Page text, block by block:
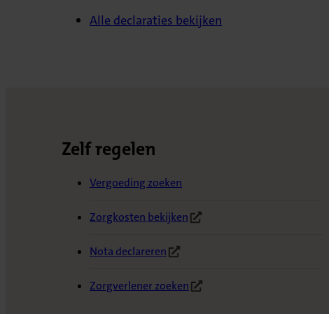
Alle declaraties bekijken
Zelf regelen
Vergoeding zoeken
Zorgkosten bekijken
(Opent in nieuw tabblad)
Nota declareren
(Opent in nieuw tabblad)
Zorgverlener zoeken
(Opent in nieuw tabblad)